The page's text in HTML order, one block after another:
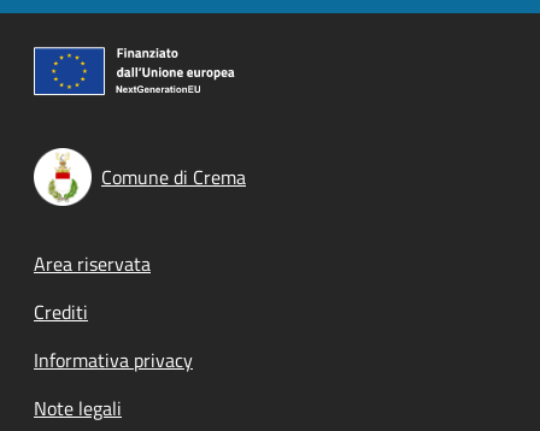
Comune di Crema
Footer menu
Area riservata
Crediti
Informativa privacy
Note legali